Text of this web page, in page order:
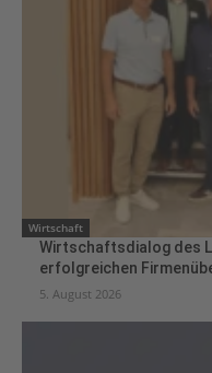
Wirtschaft
Wirtschaftsdialog des
erfolgreichen
5. August 2026